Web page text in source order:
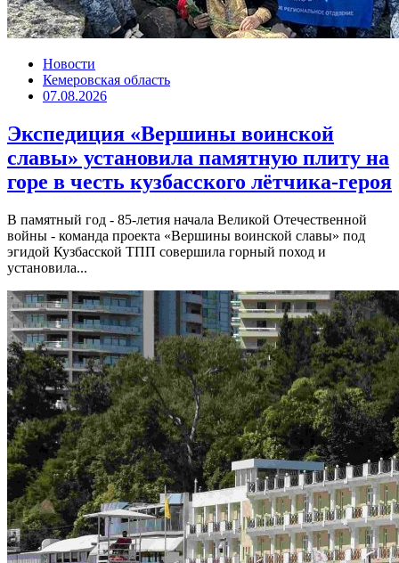
Новости
Кемеровская область
07.08.2026
Экспедиция «Вершины воинской
славы» установила памятную плиту на
горе в честь кузбасского лётчика-героя
В памятный год - 85-летия начала Великой Отечественной
войны - команда проекта «Вершины воинской славы» под
эгидой Кузбасской ТПП совершила горный поход и
установила...